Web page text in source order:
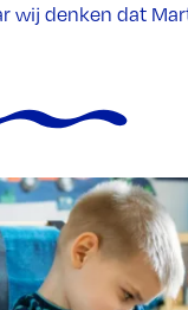
wij denken dat